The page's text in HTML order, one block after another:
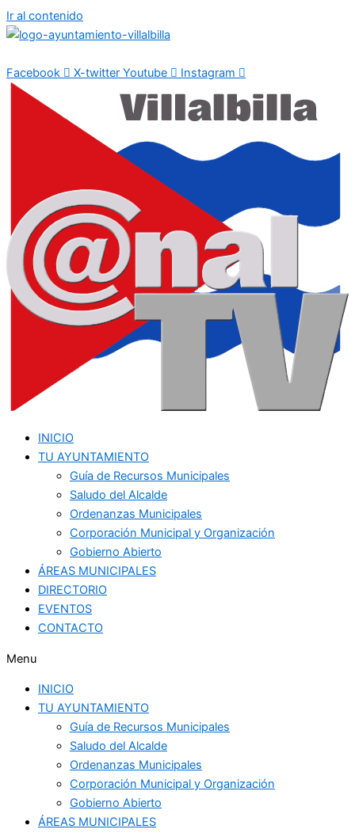
Ir al contenido
Facebook X-twitter Youtube Instagram
INICIO
TU AYUNTAMIENTO
Guía de Recursos Municipales
Saludo del Alcalde
Ordenanzas Municipales
Corporación Municipal y Organización
Gobierno Abierto
ÁREAS MUNICIPALES
DIRECTORIO
EVENTOS
CONTACTO
Menu
INICIO
TU AYUNTAMIENTO
Guía de Recursos Municipales
Saludo del Alcalde
Ordenanzas Municipales
Corporación Municipal y Organización
Gobierno Abierto
ÁREAS MUNICIPALES